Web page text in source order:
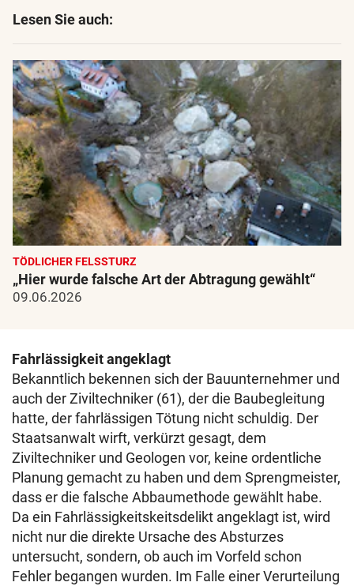
Lesen Sie auch:
TÖDLICHER FELSSTURZ
„Hier wurde falsche Art der Abtragung gewählt“
09.06.2026
Fahrlässigkeit angeklagt
Bekanntlich bekennen sich der Bauunternehmer und
auch der Ziviltechniker (61), der die Baubegleitung
hatte, der fahrlässigen Tötung nicht schuldig. Der
Staatsanwalt wirft, verkürzt gesagt, dem
Ziviltechniker und Geologen vor, keine ordentliche
Planung gemacht zu haben und dem Sprengmeister,
dass er die falsche Abbaumethode gewählt habe.
Da ein Fahrlässigkeitskeitsdelikt angeklagt ist, wird
nicht nur die direkte Ursache des Absturzes
untersucht, sondern, ob auch im Vorfeld schon
Fehler begangen wurden. Im Falle einer Verurteilung